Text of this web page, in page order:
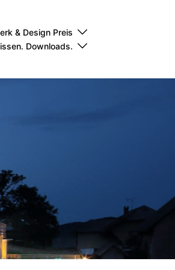
& Design Preis
Downloads.